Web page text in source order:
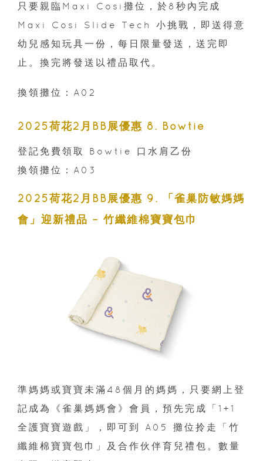
只要親臨Maxi Cosi攤位，於8秒內完成
Maxi Cosi Slide Tech 小挑戰，即送得意
幼兒感知玩具一份，每日限量發送，送完即
止。換完將發送以禮品取代。
換領攤位：A02
2025荷花2月BB展優惠 8. Bowtie
登記免費領取 Bowtie 口水肩乙份
換領攤位：A03
2025荷花2月BB展優惠 9. 「雀巢防敏媽媽
會」迎新禮品 – 竹纖維棉寶寶包巾
準媽媽或寶寶未滿48個月的媽媽，只要網上登
記成為《雀巢媽媽會》會員，預先完成「1+1
全護寶寶遊戲」，即可到 A05 攤位拎走「竹
纖維棉寶寶包巾」及合作伙伴育兒禮包。數量